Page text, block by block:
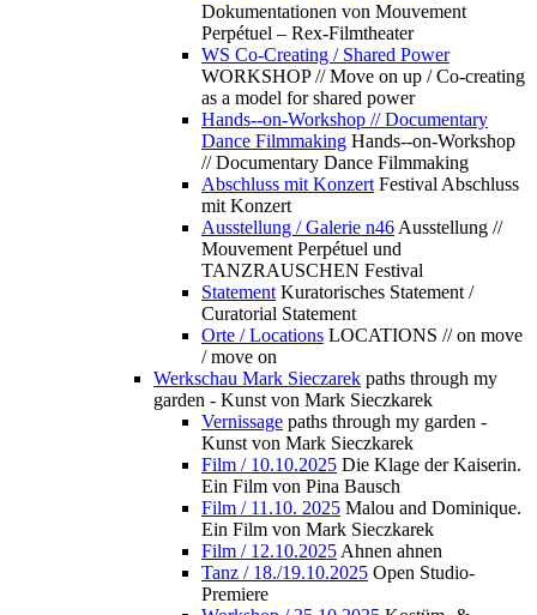
Dokumentationen von Mouvement
Perpétuel – Rex-Filmtheater
WS Co-Creating / Shared Power
WORKSHOP // Move on up / Co-creating
as a model for shared power
Hands--on-Workshop // Documentary
Dance Filmmaking Hands--on-Workshop
// Documentary Dance Filmmaking
Abschluss mit Konzert Festival Abschluss
mit Konzert
Ausstellung / Galerie n46 Ausstellung //
Mouvement Perpétuel und
TANZRAUSCHEN Festival
Statement Kuratorisches Statement /
Curatorial Statement
Orte / Locations LOCATIONS // on move
/ move on
Werkschau Mark Sieczarek paths through my
garden - Kunst von Mark Sieczkarek
Vernissage paths through my garden -
Kunst von Mark Sieczkarek
Film / 10.10.2025 Die Klage der Kaiserin.
Ein Film von Pina Bausch
Film / 11.10. 2025 Malou and Dominique.
Ein Film von Mark Sieczkarek
Film / 12.10.2025 Ahnen ahnen
Tanz / 18./19.10.2025 Open Studio-
Premiere